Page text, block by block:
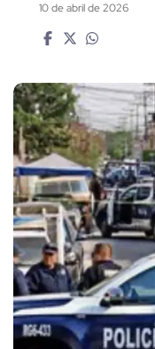
10 de abril de 2026